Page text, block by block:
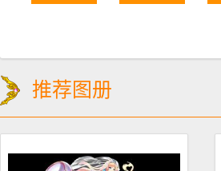
推荐图册